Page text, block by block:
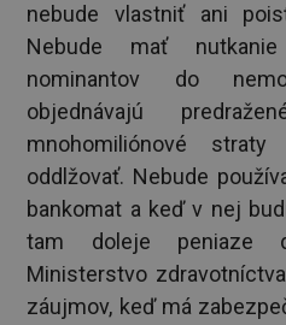
nebude vlastniť ani
Nebude mať
nominantov do
objednávajú
mnohomiliónové
oddlžovať. Nebude
bankomat a keď v nej
tam doleje peniaze
Ministerstvo
záujmov, keď má